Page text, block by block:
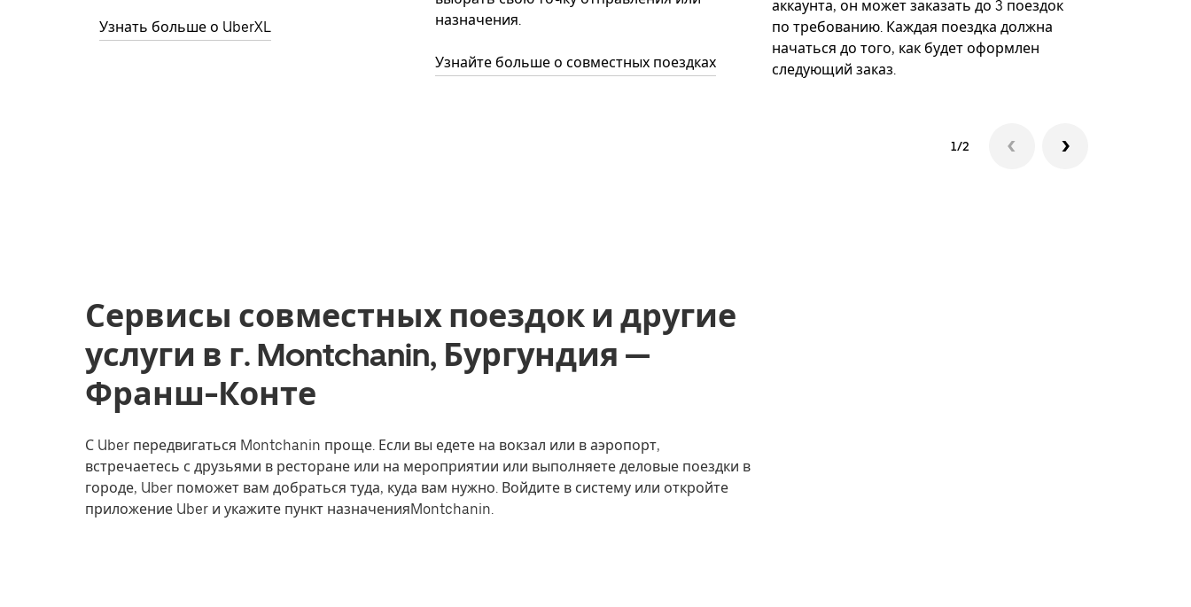
Узнать больше о UberXL
назначения.
Узнайте больше о совместных поездках
аккаунта, он может заказать до 3 поездок
по требованию. Каждая поездка должна
начаться до того, как будет оформлен
следующий заказ.
1/2
Сервисы совместных поездок и другие
услуги в г. Montchanin, Бургундия —
Франш-Конте
С Uber передвигаться Montchanin проще. Если вы едете на вокзал или в аэропорт,
встречаетесь с друзьями в ресторане или на мероприятии или выполняете деловые поездки в
городе, Uber поможет вам добраться туда, куда вам нужно. Войдите в систему или откройте
приложение Uber и укажите пункт назначенияMontchanin.